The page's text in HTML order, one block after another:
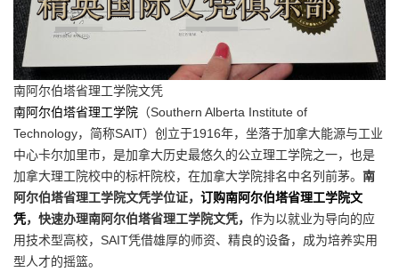
南阿尔伯塔省理工学院文凭
南阿尔伯塔省理工学院 （Southern Alberta Institute of
Technology，简称SAIT）创立于1916年，坐落于加拿大能源与工业
中心卡尔加里市，是加拿大历史最悠久的公立理工学院之一，也是
加拿大理工院校中的标杆院校，在加拿大学院排名中名列前茅。 南
阿尔伯塔省理工学院文凭学位证， 订购南阿尔伯塔省理工学院文
凭，快速办理南阿尔伯塔省理工学院文凭， 作为以就业为导向的应
用技术型高校，SAIT凭借雄厚的师资、精良的设备，成为培养实用
型人才的摇篮。